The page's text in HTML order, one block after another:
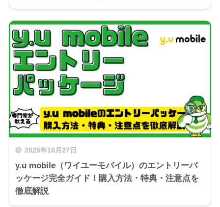
2025年10月27日
y.u mobile（ワイユーモバイル）のエントリーパ
ッケージ完全ガイド！購入方法・特典・注意点を
徹底解説